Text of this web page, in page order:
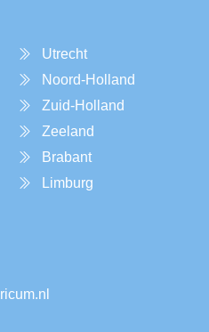
Utrecht
Noord-Holland
Zuid-Holland
Zeeland
Brabant
Limburg